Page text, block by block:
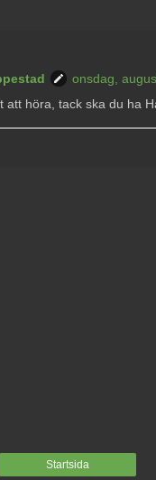
onsdag,
att höra, tack ska du ha
Startsida